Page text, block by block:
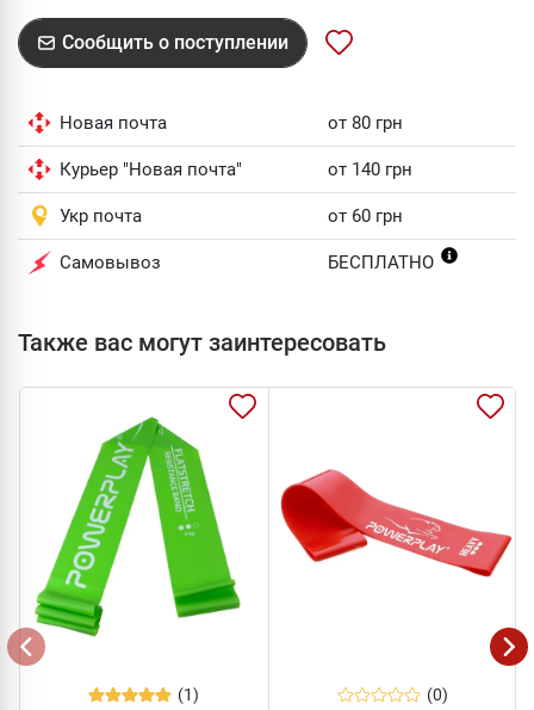
Сообщить о поступлении
Новая почта от 80 грн
Курьер "Новая почта" от 140 грн
Укр почта от 60 грн
Самовывоз БЕСПЛАТНО
Также вас могут заинтересовать
(1) (0)